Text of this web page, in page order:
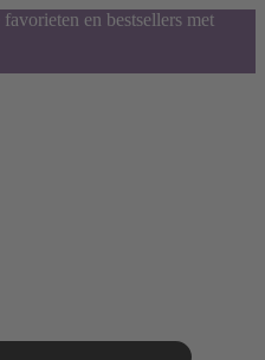
en bestsellers met